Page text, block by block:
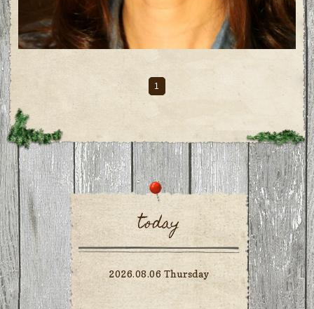
1
today
2026.08.06 Thursday